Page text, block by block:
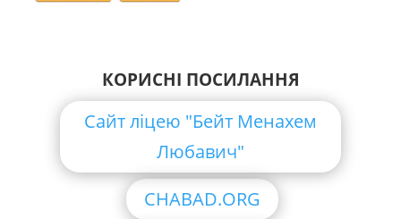
КОРИСНІ ПОСИЛАННЯ
Сайт ліцею "Бейт Менахем
Любавич"
CHABAD.ORG